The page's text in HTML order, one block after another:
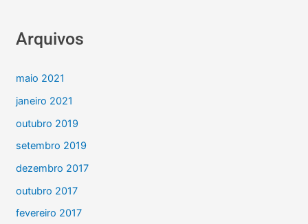
Arquivos
maio 2021
janeiro 2021
outubro 2019
setembro 2019
dezembro 2017
outubro 2017
fevereiro 2017